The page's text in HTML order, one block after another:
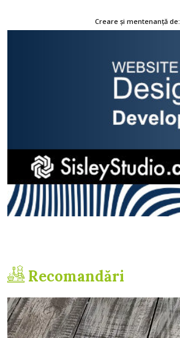
Creare și mentenanță de:
Recomandări